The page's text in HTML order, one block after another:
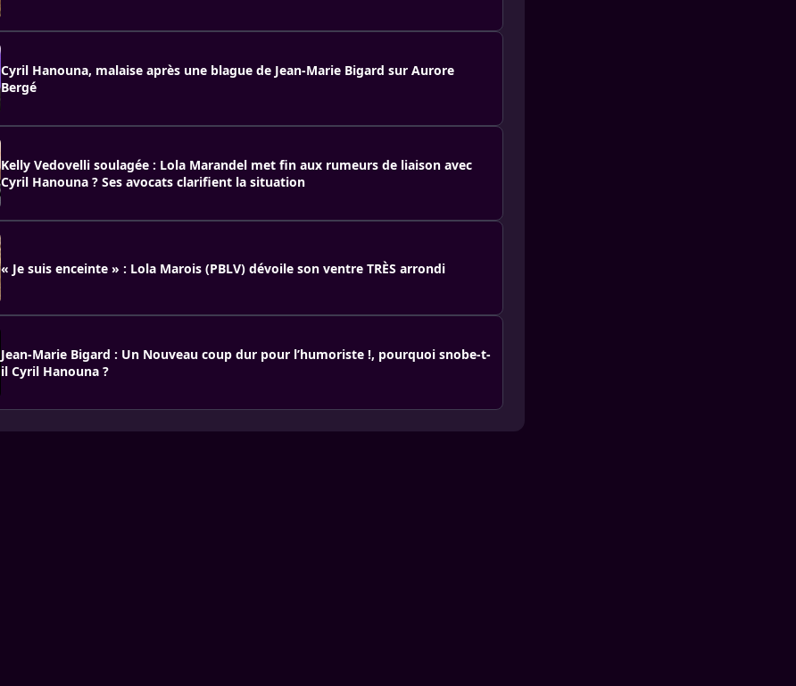
Cyril Hanouna, malaise après une blague de Jean-Marie Bigard sur Aurore
Bergé
Kelly Vedovelli soulagée : Lola Marandel met fin aux rumeurs de liaison avec
Cyril Hanouna ? Ses avocats clarifient la situation
« Je suis enceinte » : Lola Marois (PBLV) dévoile son ventre TRÈS arrondi
Jean-Marie Bigard : Un Nouveau coup dur pour l’humoriste !, pourquoi snobe-t-
il Cyril Hanouna ?